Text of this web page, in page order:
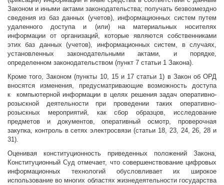
Законом и иными актами законодательства; получать безвозмездно
сведения из баз данных (учетов), информационных систем путем
удаленного доступа и (или) на материальных носителях
информации от организаций, которые являются собственниками
этих баз данных (учетов), информационных систем, в случаях,
установленных законодательными актами, и порядке,
определенном законодательством (пункт 7 статьи 1 Закона).
Кроме того, Законом (пункты 10, 15 и 17 статьи 1) в Закон об ОРД
вносятся изменения, предусматривающие возможность доступа
к компьютерной информации в целях решения задач оперативно-
розыскной деятельности при проведении таких оперативно-
розыскных мероприятий, как сбор образцов, исследование
предметов и документов, оперативный осмотр, проверочная
закупка, контроль в сетях электросвязи (статьи 18, 23, 24, 26, 28 и
31).
Оценивая конституционность приведенных положений Закона,
Конституционный Суд отмечает, что совершенствование цифровых
информационных технологий обусловливает их широкое
использование во многих областях жизнедеятельности государства